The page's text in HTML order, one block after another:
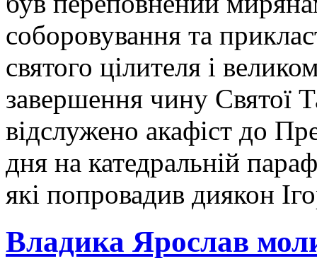
соборовування та
святого цілителя і
завершення чину Святої
відслужено акафіст до
дня на катедральній
які попровадив диякон
Владика Ярослав